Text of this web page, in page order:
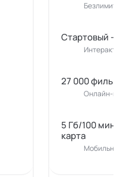
Стартовый -
27 000
Онлайн-
5 Гб/100
карта
Мобильная